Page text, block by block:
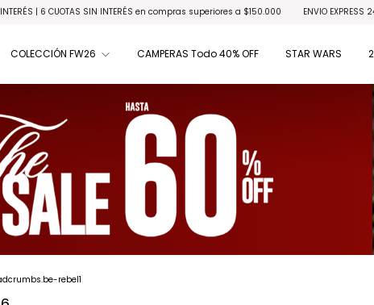
compras superiores a $150.000 ENVIO EXPRESS 24HS CABA 48HS GBA | RETIRO
COLECCIÓN FW26 CAMPERAS Todo 40% OFF STAR WARS
rebel1